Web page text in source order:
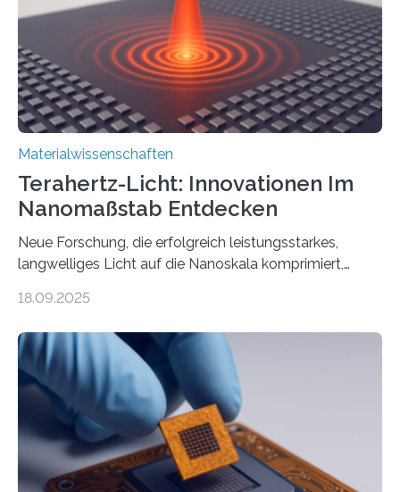
Materialien, die gleichzeitig Strom leiten und Licht
beeinflussen können, sind für viele moderne
Technologien…
Materialwissenschaften
Terahertz-Licht: Innovationen Im
Nanomaßstab Entdecken
Neue Forschung, die erfolgreich leistungsstarkes,
langwelliges Licht auf die Nanoskala komprimiert,
optoelektronischen Geräten ermöglichen, geleitet von
Forschung, die erfolgreich leistungsstarkes,
langwelliges Licht auf die Nanoskala komprimiert,
könnte Fortschritte in der Terahertz-Optik und bei
optoelektronischen Geräten ermöglichen, geleitet von
Vanderbilt und dem Fritz-Haber-Institut Josh Caldwell,
Professor für Maschinenbau und Direktor des
interdisziplinären Graduiertenprogramms für
18.09.2025